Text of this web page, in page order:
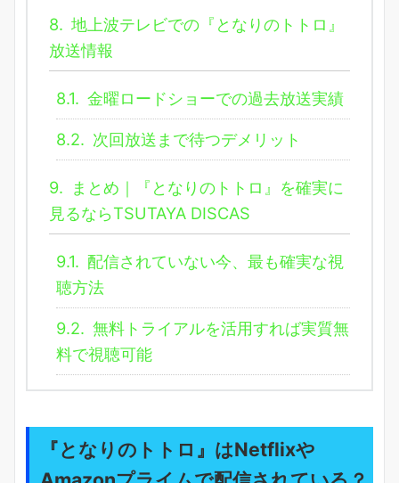
8. 地上波テレビでの『となりのトトロ』
放送情報
8.1. 金曜ロードショーでの過去放送実績
8.2. 次回放送まで待つデメリット
9. まとめ｜『となりのトトロ』を確実に
見るならTSUTAYA DISCAS
9.1. 配信されていない今、最も確実な視
聴方法
9.2. 無料トライアルを活用すれば実質無
料で視聴可能
『となりのトトロ』はNetflixや